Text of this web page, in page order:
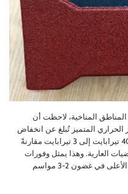
المناخية، لاحظت أن
المتميز تُبلغ عن انخفاض
تكاليف التدفئة خلال أشهر الشتاء بحوالي 401 تيرابايت إلى 3 تيرابايت مقارنةً
العارية. وهذا يمثل وفورات
تشغيلية كبيرة تعوض عادةً الاستثمار الأولي الأعلى في غضون 2-3 مواسم